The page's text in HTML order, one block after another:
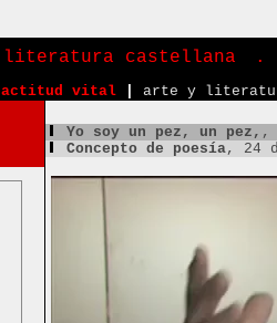
literatura castellana .
actitud vital arte y
Yo soy un pez, un pez, ,
Concepto de poesía, 24